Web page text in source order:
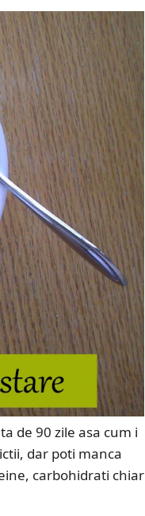
de 90 zile asa cum i
dar poti manca
carbohidrati chiar